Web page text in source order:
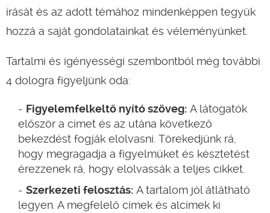
írását és az adott témához mindenképpen tegyük
hozzá a saját gondolatainkat és véleményünket.
Tartalmi és igényességi szembontból még további
4 dologra figyeljünk oda:
Figyelemfelkeltő nyító szöveg: A látogatók
először a címet és az utána következő
bekezdést fogják elolvasni. Törekedjünk rá,
hogy megragadja a figyelmüket és késztetést
érezzenek rá, hogy elolvassák a teljes cikket.
Szerkezeti felosztás: A tartalom jól átlátható
legyen. A megfelelő címek és alcímek ki